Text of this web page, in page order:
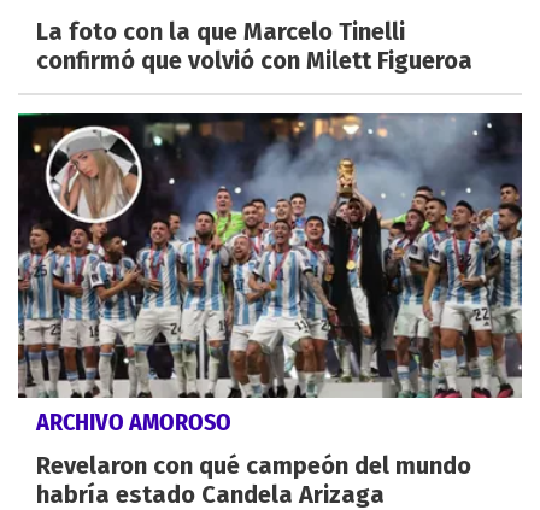
La foto con la que Marcelo Tinelli
confirmó que volvió con Milett Figueroa
ARCHIVO AMOROSO
Revelaron con qué campeón del mundo
habría estado Candela Arizaga